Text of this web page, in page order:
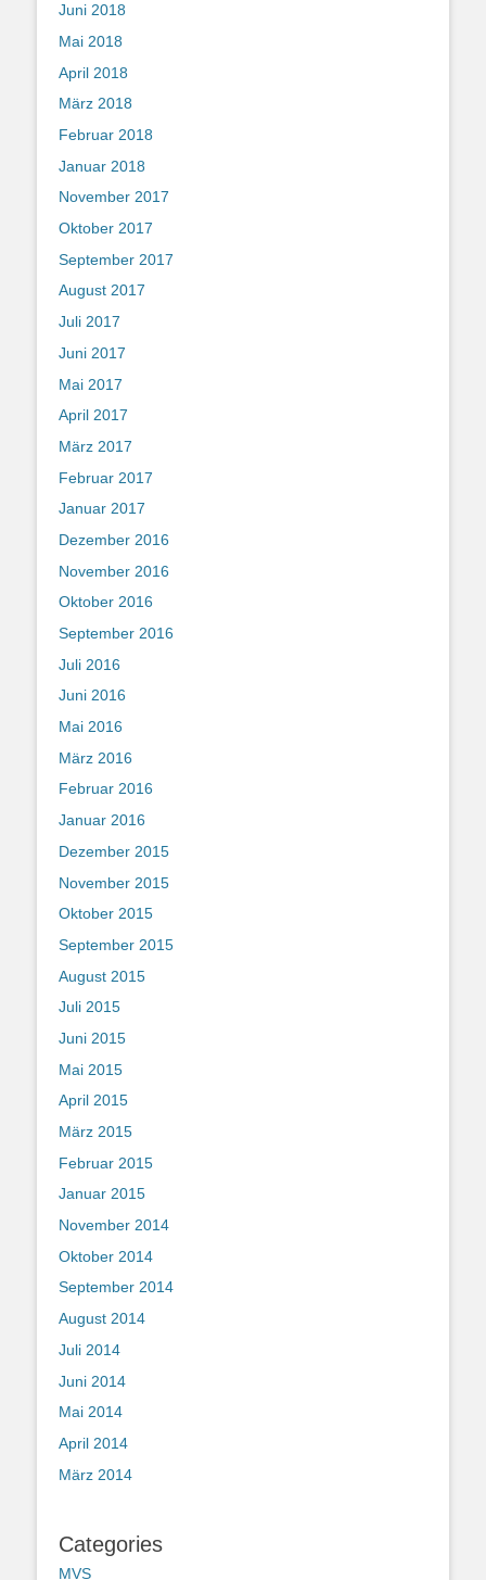
Juni 2018
Mai 2018
April 2018
März 2018
Februar 2018
Januar 2018
November 2017
Oktober 2017
September 2017
August 2017
Juli 2017
Juni 2017
Mai 2017
April 2017
März 2017
Februar 2017
Januar 2017
Dezember 2016
November 2016
Oktober 2016
September 2016
Juli 2016
Juni 2016
Mai 2016
März 2016
Februar 2016
Januar 2016
Dezember 2015
November 2015
Oktober 2015
September 2015
August 2015
Juli 2015
Juni 2015
Mai 2015
April 2015
März 2015
Februar 2015
Januar 2015
November 2014
Oktober 2014
September 2014
August 2014
Juli 2014
Juni 2014
Mai 2014
April 2014
März 2014
Categories
MVS